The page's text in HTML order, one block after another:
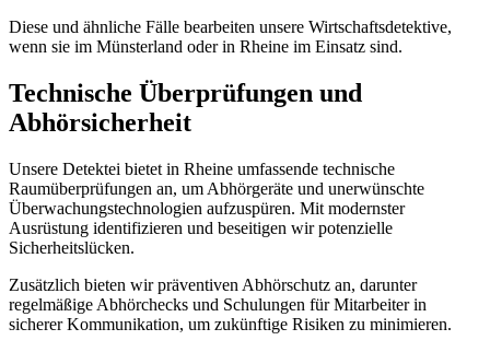
Diese und ähnliche Fälle bearbeiten unsere Wirtschaftsdetektive,
wenn sie im Münsterland oder in Rheine im Einsatz sind.
Technische Überprüfungen und
Abhörsicherheit
Unsere Detektei bietet in Rheine umfassende technische
Raumüberprüfungen an, um Abhörgeräte und unerwünschte
Überwachungstechnologien aufzuspüren. Mit modernster
Ausrüstung identifizieren und beseitigen wir potenzielle
Sicherheitslücken.
Zusätzlich bieten wir präventiven Abhörschutz an, darunter
regelmäßige Abhörchecks und Schulungen für Mitarbeiter in
sicherer Kommunikation, um zukünftige Risiken zu minimieren.